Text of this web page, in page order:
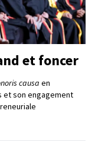
et foncer
causa en
et son engagement